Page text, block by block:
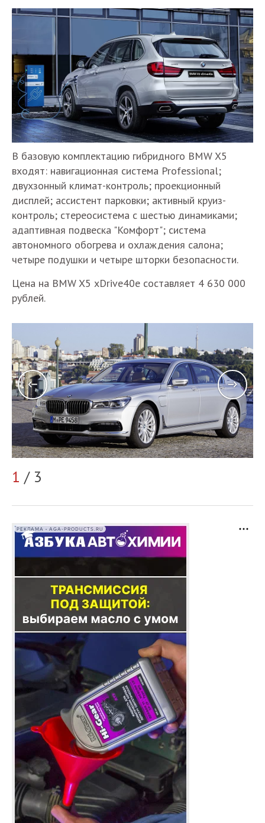
В базовую комплектацию гибридного BMW X5
входят: навигационная система Professional;
двухзонный климат-контроль; проекционный
дисплей; ассистент парковки; активный круиз-
контроль; стереосистема с шестью динамиками;
адаптивная подвеска "Комфорт"; система
автономного обогрева и охлаждения салона;
четыре подушки и четыре шторки безопасности.
Цена на BMW X5 xDrive40e составляет 4 630 000
рублей.
1 / 3
РЕКЛАМА • AGA-PRODUCTS.RU